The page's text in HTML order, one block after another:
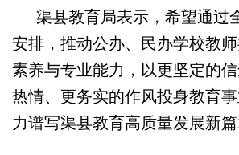
渠县教育局表示，希望通过
安排，推动公办、民办学校教
素养与专业能力，以更坚定的
热情、更务实的作风投身教育
力谱写渠县教育高质量发展新篇